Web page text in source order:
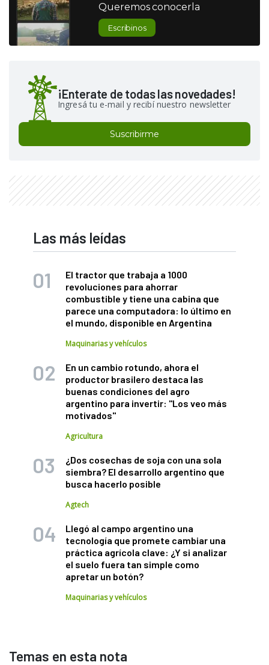
Queremos conocerla
Escribinos
¡Enterate de todas las novedades!
Ingresá tu e-mail y recibí nuestro newsletter
Suscribirme
Las más leídas
El tractor que trabaja a 1000
revoluciones para ahorrar
combustible y tiene una cabina que
parece una computadora: lo último en
el mundo, disponible en Argentina
Maquinarias y vehículos
En un cambio rotundo, ahora el
productor brasilero destaca las
buenas condiciones del agro
argentino para invertir: "Los veo más
motivados"
Agricultura
¿Dos cosechas de soja con una sola
siembra? El desarrollo argentino que
busca hacerlo posible
Agtech
Llegó al campo argentino una
tecnología que promete cambiar una
práctica agrícola clave: ¿Y si analizar
el suelo fuera tan simple como
apretar un botón?
Maquinarias y vehículos
Temas en esta nota